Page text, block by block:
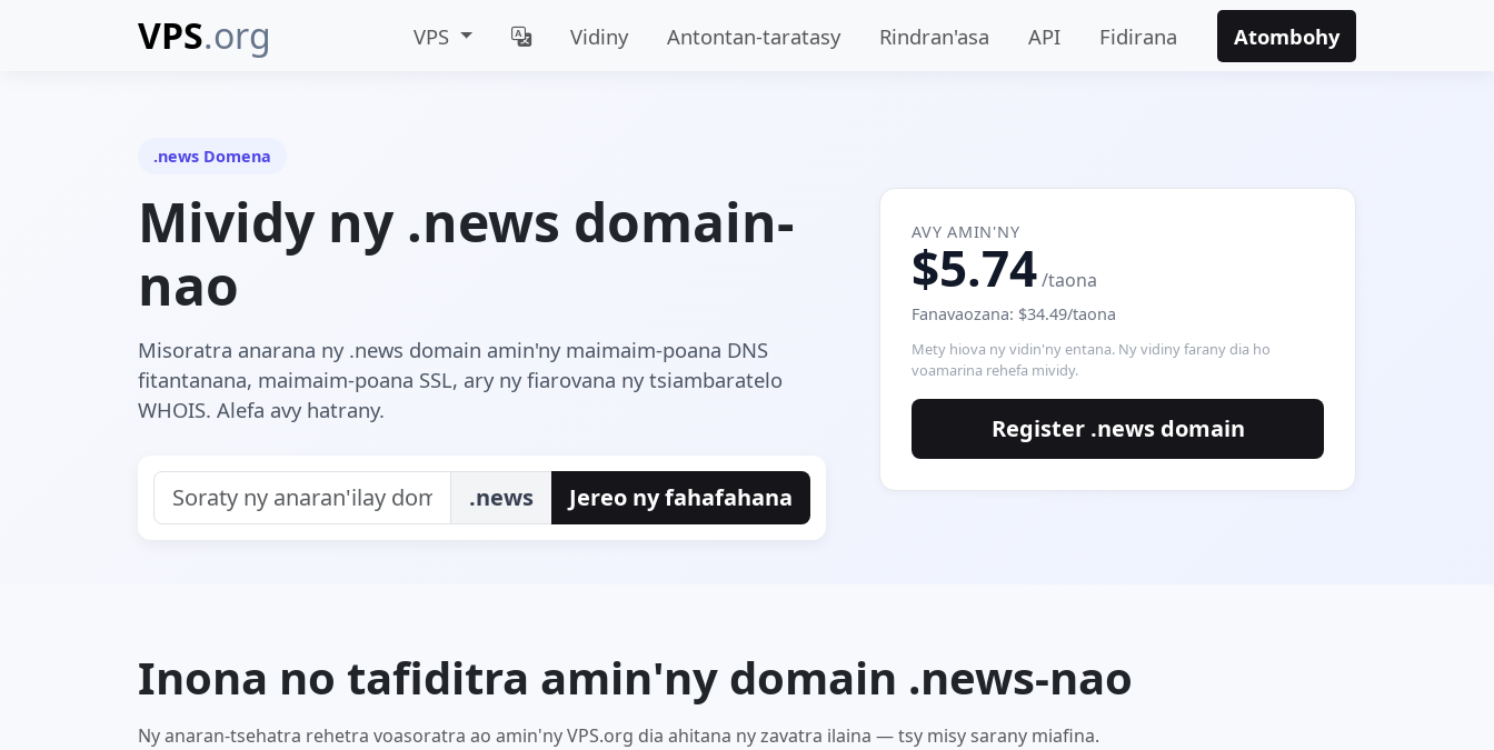
VPS.org VPS Vidiny Antontan-taratasy Rindran'asa API Fidirana Atombohy
.news Domena
Mividy ny .news domain-
nao
Misoratra anarana ny .news domain amin'ny maimaim-poana DNS
fitantanana, maimaim-poana SSL, ary ny fiarovana ny tsiambaratelo
WHOIS. Alefa avy hatrany.
.news Jereo ny fahafahana
AVY AMIN'NY
$5.74/taona
Fanavaozana: $34.49/taona
Mety hiova ny vidin'ny entana. Ny vidiny farany dia ho
voamarina rehefa mividy.
Register .news domain
Inona no tafiditra amin'ny domain .news-nao
Ny anaran-tsehatra rehetra voasoratra ao amin'ny VPS.org dia ahitana ny zavatra ilaina — tsy misy sarany miafina.